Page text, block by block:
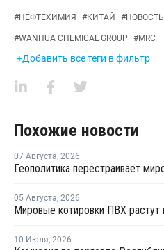
#НЕФТЕХИМИЯ #КИТАЙ #НОВОСТЬ
#WANHUA CHEMICAL GROUP #MRC
+Добавить все теги в фильтр
Похожие новости
07 Августа, 2026
05 Августа, 2026
10 Июля, 2026